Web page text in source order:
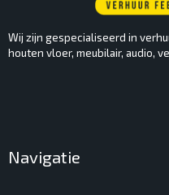
Wij zijn gespecialiseerd in
houten vloer, meubilair, audio,
Navigatie